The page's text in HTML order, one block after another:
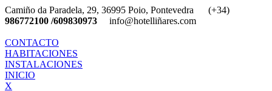
Camiño da Paradela, 29, 36995 Poio, Pontevedra (+34)
986772100 /609830973 info@hotelliñares.com
CONTACTO
HABITACIONES
INSTALACIONES
INICIO
X